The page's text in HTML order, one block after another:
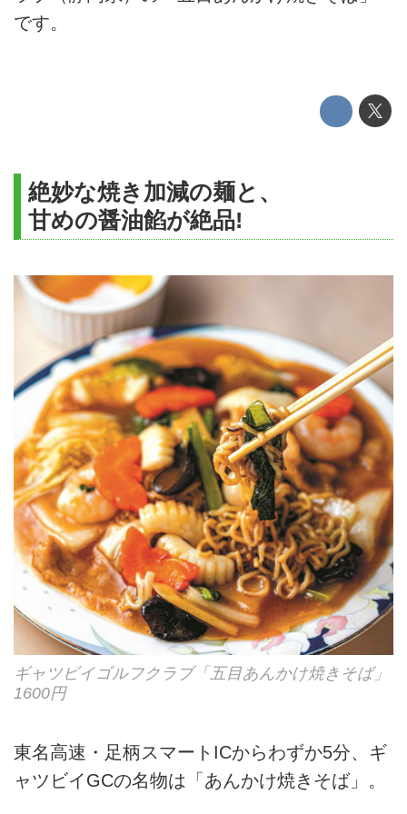
です。
絶妙な焼き加減の麺と、
甘めの醤油餡が絶品!
ギャツビイゴルフクラブ「五目あんかけ焼きそば」
1600円
東名高速・足柄スマートICからわずか5分、ギ
ャツビイGCの名物は「あんかけ焼きそば」。